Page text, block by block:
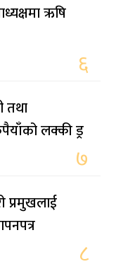
ऋषि
६
तथा
लक्की ड्र
७
प्रमुखलाई
८